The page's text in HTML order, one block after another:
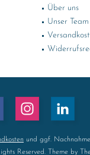
Über uns
Unser Team
und ggf.
Reserved. Theme by